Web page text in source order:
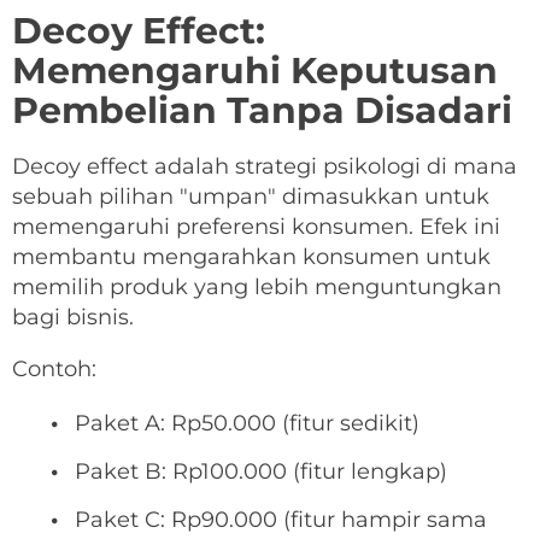
Decoy Effect:
Memengaruhi Keputusan
Pembelian Tanpa Disadari
Decoy effect adalah strategi psikologi di mana
sebuah pilihan "umpan" dimasukkan untuk
memengaruhi preferensi konsumen. Efek ini
membantu mengarahkan konsumen untuk
memilih produk yang lebih menguntungkan
bagi bisnis.
Contoh:
Paket A: Rp50.000 (fitur sedikit)
Paket B: Rp100.000 (fitur lengkap)
Paket C: Rp90.000 (fitur hampir sama